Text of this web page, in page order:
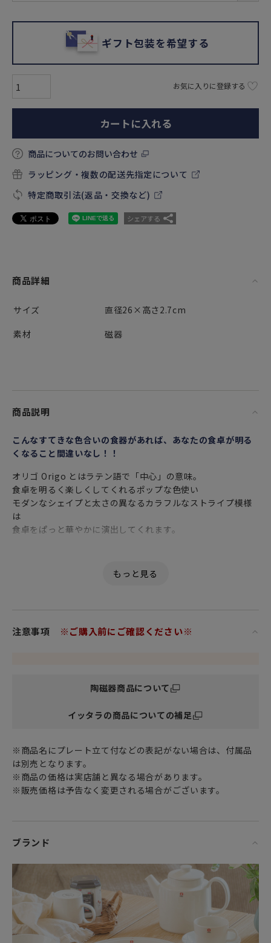
ギフト包装を希望する
お気に入りに登録する
カートに入れる
商品についてのお問い合わせ
ラッピング・複数の配送先指定について
特定商取引法(返品・交換など)
シェアする
商品詳細
サイズ
直径26×高さ2.7cm
素材
磁器
商品説明
こんなすてきな色合いの食器があれば、あなたの食卓が明る
くなること間違いなし！！
オリゴ Origo とはラテン語で「中心」の意味。
食卓を明るく楽しくしてくれるポップな色使い
モダンなシェイプと太さの異なるカラフルなストライプ模様
は
食卓をぱっと華やかに演出してくれます。
ティーマなどの無地のアイテムとも相性抜群です。
アラビアやイッタラなど北欧デザインの食器やキッチン雑貨
北欧好き女子により一層注目され話題になりました。
女性・男性にかかわらず、日頃お世話になっている方、大切
な方へ
特別な記念日に心を込めた上品な贈り物、お祝いのギフトや
※電子レンジ・オーブン・食器洗い乾燥機・フリーザーでの
使用OKです。
森と湖の国・フィンランドでガラスメーカーとして誕生し
た“イッタラ（iittala）”は
北欧食器や北欧インテリア雑貨を代表するテーブルウェアブ
ランドです。
注意事項 ※ご購入前にご確認ください※
陶磁器商品について
イッタラの商品についての補足
※商品名にプレート立て付などの表記がない場合は、付属品
は別売となります。
※商品の価格は実店舗と異なる場合があります。
※販売価格は予告なく変更される場合がございます。
ブランド